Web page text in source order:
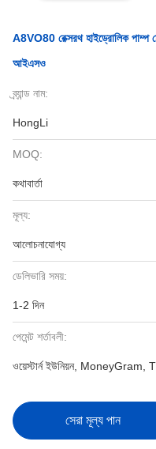
A8VO80 রেক্সরথ হাইড্রোলিক পাম্প
আইএসও
ব্র্যান্ড নাম:
HongLi
MOQ:
কথাবার্তা
মূল্য:
আলোচনাযোগ্য
ডেলিভারি সময়:
1-2 দিন
পেমেন্ট শর্তাবলী:
ওয়েস্টার্ন ইউনিয়ন, MoneyGram,
সেরা মূল্য পান